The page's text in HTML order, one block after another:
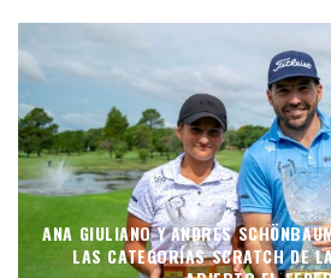
ANA GIULIANO Y ANDRÉS
LAS CATEGORÍAS SCRATCH DE